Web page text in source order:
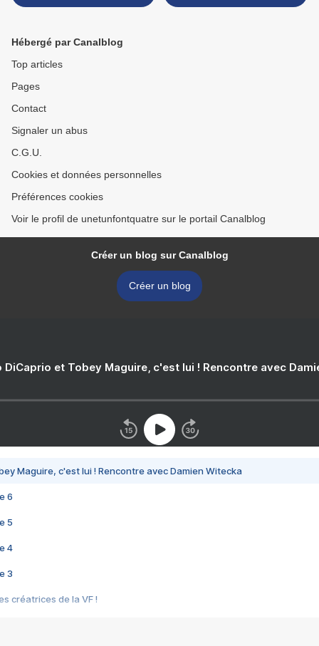
Hébergé par Canalblog
Top articles
Pages
Contact
Signaler un abus
C.G.U.
Cookies et données personnelles
Préférences cookies
Voir le profil de unetunfontquatre sur le portail Canalblog
Créer un blog sur Canalblog
Créer un blog
DiCaprio et Tobey Maguire, c'est lui ! Rencontre avec
Maguire, c'est lui ! Rencontre avec Damien Witecka
6
5
4
3
créatrices de la VF !